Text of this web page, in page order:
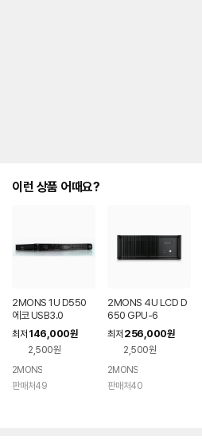
이런 상품 어때요?
2MONS 1U D550
에코 USB3.0
최저 146,000원
2,500원
2MONS
판매처49
2MONS 4U LCD D
650 GPU-6
최저 256,000원
2,500원
2MONS
판매처40